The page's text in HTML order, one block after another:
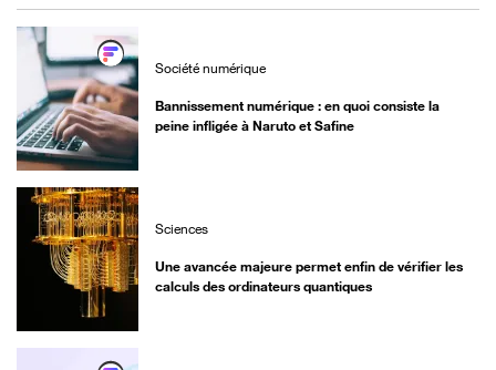
Société numérique
Bannissement numérique : en quoi consiste la
peine infligée à Naruto et Safine
Sciences
Une avancée majeure permet enfin de vérifier les
calculs des ordinateurs quantiques